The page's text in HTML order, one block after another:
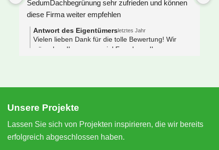
SedumDachbegrünung sehr zufrieden und können
diese Firma weiter empfehlen
Antwort des Eigentümersletztes Jahr
Vielen lieben Dank für die tolle Bewertung! Wir
wünschen Ihnen ganz viel Freude an Ihrem neuen
Unsere Projekte
Lassen Sie sich von Projekten inspirieren, die wir bereits
erfolgreich abgeschlossen haben.